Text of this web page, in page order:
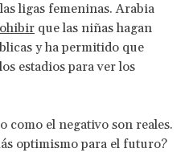
ligas femeninas. Arabia
que las niñas hagan
y ha permitido que
estadios para ver los
como el negativo son reales.
optimismo para el futuro?